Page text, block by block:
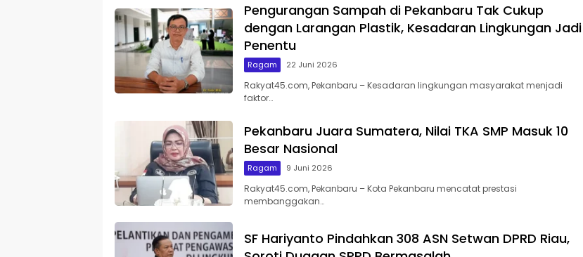
Pengurangan Sampah di Pekanbaru Tak Cukup
dengan Larangan Plastik, Kesadaran Lingkungan Jadi
Penentu
Ragam 22 Juni 2026
Rakyat45.com, Pekanbaru – Kesadaran lingkungan masyarakat menjadi
faktor…
Pekanbaru Juara Sumatera, Nilai TKA SMP Masuk 10
Besar Nasional
Ragam 9 Juni 2026
Rakyat45.com, Pekanbaru – Kota Pekanbaru mencatat prestasi
membanggakan…
SF Hariyanto Pindahkan 308 ASN Setwan DPRD Riau,